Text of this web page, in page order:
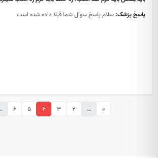
پاسخ پزشک: سلام پاسخ سوال شما قبلا داده شده است
«
…
2
3
4
5
6